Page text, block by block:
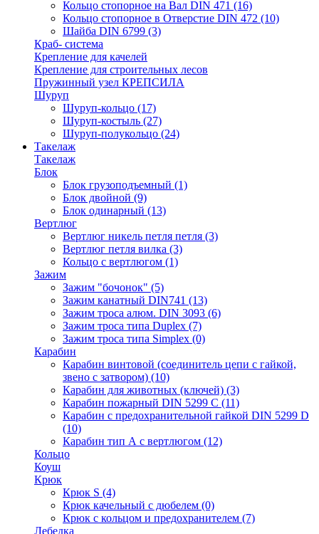
Кольцо cтопорное на Вал DIN 471 (16)
Кольцо стопорное в Отверстие DIN 472 (10)
Шайба DIN 6799 (3)
Краб- система
Крепление для качелей
Крепление для строительных лесов
Пружинный узел КРЕПСИЛА
Шуруп
Шуруп-кольцо (17)
Шуруп-костыль (27)
Шуруп-полукольцо (24)
Такелаж
Такелаж
Блок
Блок грузоподъемный (1)
Блок двойной (9)
Блок одинарный (13)
Вертлюг
Вертлюг никель петля петля (3)
Вертлюг петля вилка (3)
Кольцо с вертлюгом (1)
Зажим
Зажим "бочонок" (5)
Зажим канатный DIN741 (13)
Зажим троса алюм. DIN 3093 (6)
Зажим троса типа Duplex (7)
Зажим троса типа Simplex (0)
Карабин
Карабин винтовой (соединитель цепи с гайкой,
звено с затвором) (10)
Карабин для животных (ключей) (3)
Карабин пожарный DIN 5299 C (11)
Карабин с предохранительной гайкой DIN 5299 D
(10)
Карабин тип А с вертлюгом (12)
Кольцо
Коуш
Крюк
Крюк S (4)
Крюк качельный с дюбелем (0)
Крюк с кольцом и предохранителем (7)
Лебедка